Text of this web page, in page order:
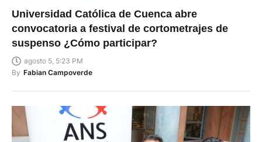
Universidad Católica de Cuenca abre
convocatoria a festival de cortometrajes de
suspenso ¿Cómo participar?
agosto 5, 5:23 PM
By Fabian Campoverde